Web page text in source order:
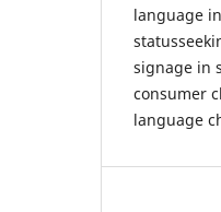
language
signage in
consumer
language